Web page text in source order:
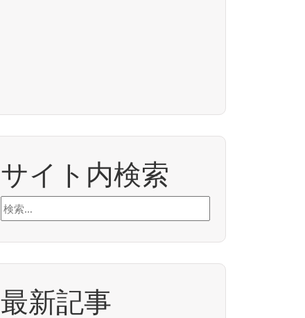
サイト内検索
検
索:
最新記事